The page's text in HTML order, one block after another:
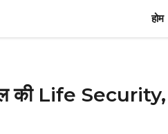
होम
की Life Security,